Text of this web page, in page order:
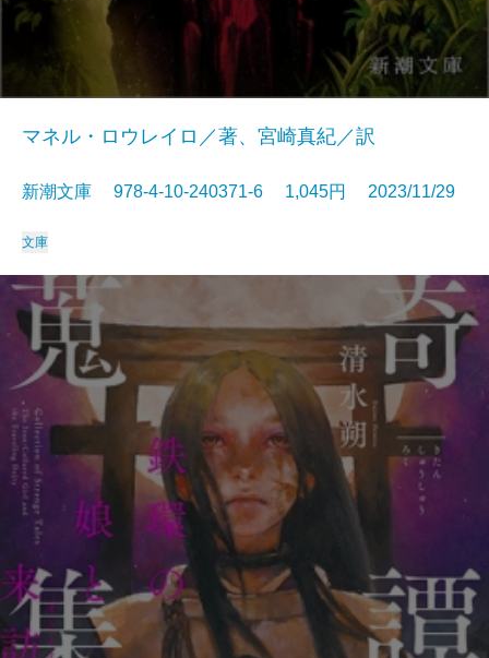
マネル・ロウレイロ／著、宮崎真紀／訳
新潮文庫 978-4-10-240371-6 1,045円 2023/11/29
文庫